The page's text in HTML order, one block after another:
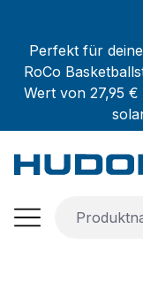
Perfekt für
RoCo
Wert von 27,95